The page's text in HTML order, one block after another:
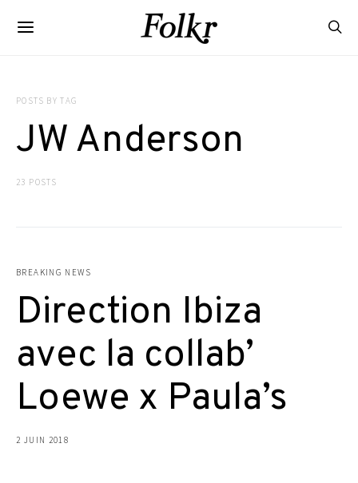
POSTS BY TAG
JW Anderson
23 POSTS
BREAKING NEWS
Direction Ibiza
avec la collab’
Loewe x Paula’s
2 JUIN 2018